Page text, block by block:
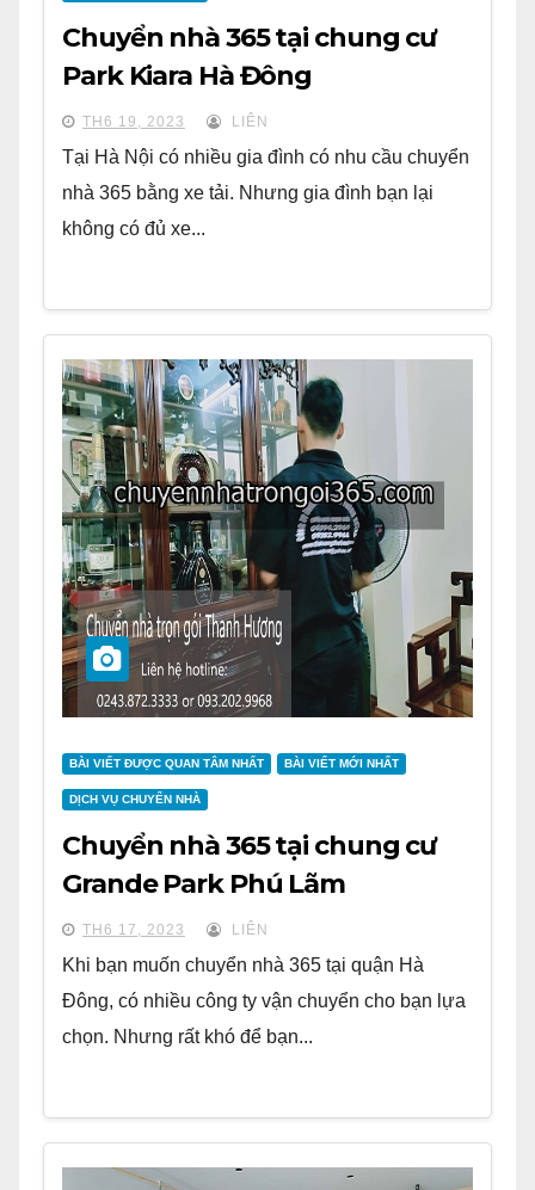
Chuyển nhà 365 tại chung cư
Park Kiara Hà Đông
TH6 19, 2023 LIÊN
Tại Hà Nội có nhiều gia đình có nhu cầu chuyển
nhà 365 bằng xe tải. Nhưng gia đình bạn lại
không có đủ xe...
BÀI VIẾT ĐƯỢC QUAN TÂM NHẤT BÀI VIẾT MỚI NHẤT
DỊCH VỤ CHUYỂN NHÀ
Chuyển nhà 365 tại chung cư
Grande Park Phú Lãm
TH6 17, 2023 LIÊN
Khi bạn muốn chuyển nhà 365 tại quận Hà
Đông, có nhiều công ty vận chuyển cho bạn lựa
chọn. Nhưng rất khó để bạn...